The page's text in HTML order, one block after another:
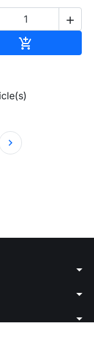



arrow_drop_down
arrow_drop_down
arrow_drop_down